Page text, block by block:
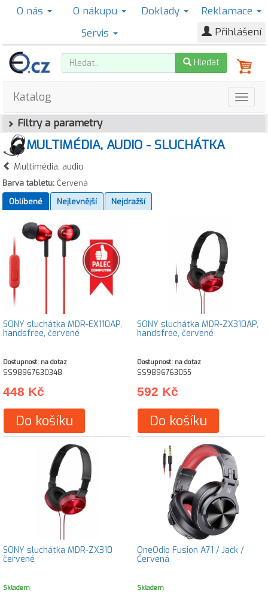
O nás O nákupu Doklady
Reklamace
Servis
Přihlášení
Hledat
Katalog
Filtry a parametry
MULTIMÉDIA, AUDIO - SLUCHÁTKA
Multimédia, audio
Barva tabletu: Červená
Oblíbené
Nejlevnější Nejdražší
SONY sluchátka MDR-EX110AP,
handsfree, červené
Dostupnost: na dotaz
SS98967630348
448 Kč
Do košíku
SONY sluchátka MDR-ZX310AP,
handsfree, červené
Dostupnost: na dotaz
SS9896763055
592 Kč
Do košíku
SONY sluchátka MDR-ZX310
červené
Skladem
OneOdio Fusion A71 / Jack /
Červená
Skladem